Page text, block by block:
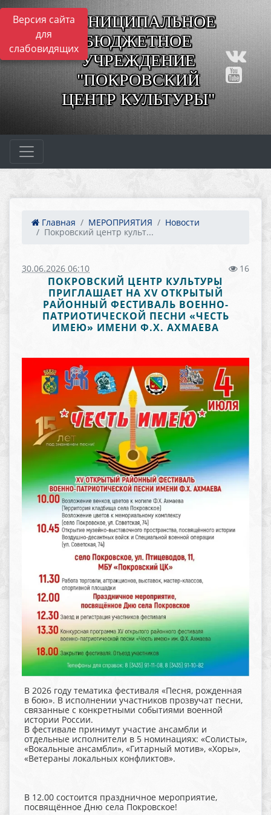
Версия сайта
для
слабовидящих
МУНИЦИПАЛЬНОЕ
БЮДЖЕТНОЕ
УЧРЕЖДЕНИЕ
"ПОКРОВСКИЙ
ЦЕНТР КУЛЬТУРЫ"
Главная МЕРОПРИЯТИЯ
Новости
Покровский центр культ...
30.06.2026 06:10 16
ПОКРОВСКИЙ ЦЕНТР КУЛЬТУРЫ
ПРИГЛАШАЕТ НА XV ОТКРЫТЫЙ
РАЙОННЫЙ ФЕСТИВАЛЬ ВОЕННО-
ПАТРИОТИЧЕСКОЙ ПЕСНИ «ЧЕСТЬ
ИМЕЮ» ИМЕНИ Ф.Х. АХМАЕВА
В 2026 году тематика фестиваля «Песня, рожденная
в бою». В исполнении участников прозвучат песни,
связанные с конкретными событиями военной
истории России.
В фестивале принимут участие ансамбли и
отдельные исполнители в 5 номинациях: «Солисты»,
«Вокальные ансамбли», «Гитарный мотив», «Хоры»,
«Ветераны локальных конфликтов».
В 12.00 состоится праздничное мероприятие,
посвящённое Дню села Покровское!